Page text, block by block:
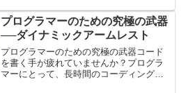
による全方向フリーサポートで、「手
首・肘・肩」にかかる負担...
プログラマーのための究極の武器
──ダイナミックアームレスト
プログラマーのための究極の武器コード
を書く手が疲れていませんか？プログラ
マーにとって、長時間のコーディングは